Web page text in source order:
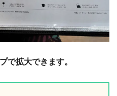
で拡大できます。